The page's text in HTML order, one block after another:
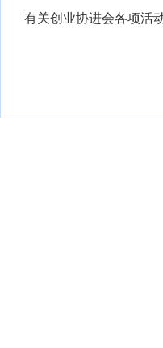
有关创业协进会各项活